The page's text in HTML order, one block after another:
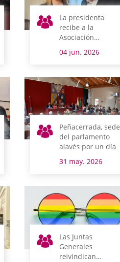
La presidenta
recibe a la
Asociación
demencias
04 jun. 2026
Peñacerrada, sede
del parlamento
alavés por un día
31 may. 2026
Las Juntas
Generales
reivindican